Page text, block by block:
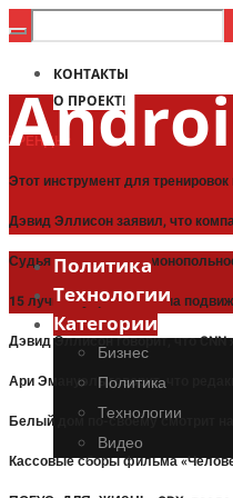
КОНТАКТЫ
О ПРОЕКТЕ
ТРЕНДЫ:
Этот инструмент для
Дэвид Эллисон заявил, что
Судья назначил
15 лучших упражнений на
Дэвид Эллисон говорит, что
Ари Эмануэль говорит, что
Белый дом по-своему смотрит на
Кассовые сборы фильма
Политика
Технологии
Категории
Бизнес
Политика
Технологии
Видео